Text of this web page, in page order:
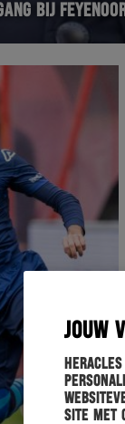
JOUW
site met
BIJ